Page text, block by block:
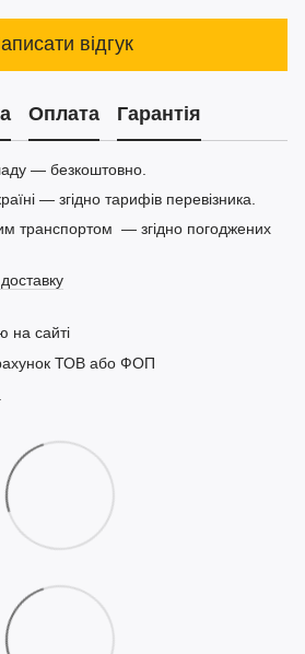
відгук
Оплата Гарантія
— безкоштовно.
— згідно тарифів перевізника.
транспортом — згідно погоджених
на сайті
ТОВ або ФОП